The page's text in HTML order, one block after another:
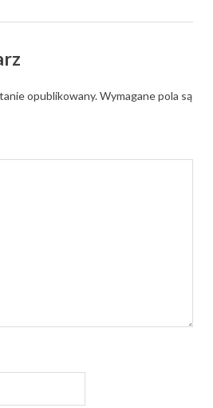
opublikowany.Wymagane pola są